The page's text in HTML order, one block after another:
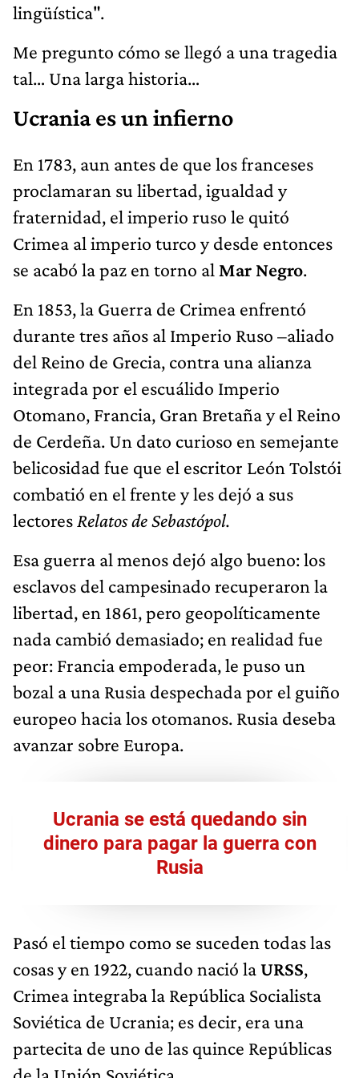
lingüística".
Me pregunto cómo se llegó a una tragedia
tal… Una larga historia…
Ucrania es un infierno
En 1783, aun antes de que los franceses
proclamaran su libertad, igualdad y
fraternidad, el imperio ruso le quitó
Crimea al imperio turco y desde entonces
se acabó la paz en torno al Mar Negro.
En 1853, la Guerra de Crimea enfrentó
durante tres años al Imperio Ruso –aliado
del Reino de Grecia, contra una alianza
integrada por el escuálido Imperio
Otomano, Francia, Gran Bretaña y el Reino
de Cerdeña. Un dato curioso en semejante
belicosidad fue que el escritor León Tolstói
combatió en el frente y les dejó a sus
lectores Relatos de Sebastó​pol.
Esa guerra al menos dejó algo bueno: los
esclavos del campesinado recuperaron la
libertad, en 1861, pero geopolíticamente
nada cambió demasiado; en realidad fue
peor: Francia empoderada, le puso un
bozal a una Rusia despechada por el guiño
europeo hacia los otomanos. Rusia deseba
avanzar sobre Europa.
Ucrania se está quedando sin
dinero para pagar la guerra con
Rusia
Pasó el tiempo como se suceden todas las
cosas y en 1922, cuando nació laURSS,
Crimea integraba la República Socialista
Soviética de Ucrania; es decir, era una
partecita de uno de las quince Repúblicas